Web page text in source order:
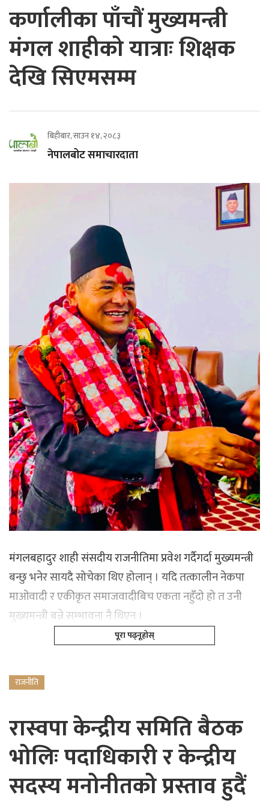
कर्णालीका पाँचौं मुख्यमन्त्री
मंगल शाहीको यात्राः शिक्षक
देखि सिएमसम्म
बिहीबार, साउन १४, २०८३
नेपालबोट समाचारदाता
मंगलबहादुर शाही संसदीय राजनीतिमा प्रवेश गर्दैगर्दा मुख्यमन्त्री
बन्छु भनेर सायदै सोचेका थिए होलान् । यदि तत्कालीन नेकपा
माओवादी र एकीकृत समाजवादीबिच एकता नहुँदो हो त उनी
मुख्यमन्त्री बन्ने सम्भावना नै थिएन ।
पूरा पढ्नूहोस्
राजनीति
रास्वपा केन्द्रीय समिति बैठक
भोलिः पदाधिकारी र केन्द्रीय
सदस्य मनोनीतको प्रस्ताव हुदैं